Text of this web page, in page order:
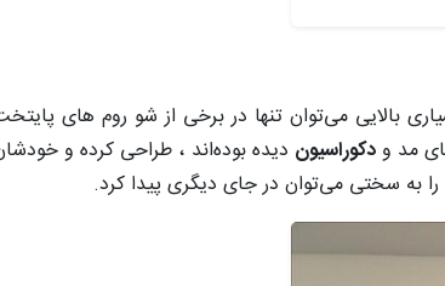
بالایی می‌توان تنها در برخی از شو روم های
مد ودکوراسیون دیده بوده‌اند ، طراحی کرده‌ و
به سختی می‌توان در جای دیگری پیدا کرد.